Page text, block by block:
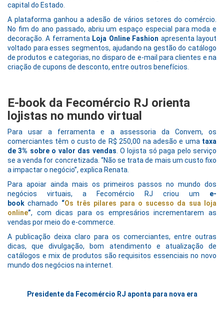
capital do Estado.
A plataforma ganhou a adesão de vários setores do comércio.
No fim do ano passado, abriu um espaço especial para moda e
decoração. A ferramenta Loja Online Fashion apresenta layout
voltado para esses segmentos, ajudando na gestão do catálogo
de produtos e categorias, no disparo de e-mail para clientes e na
criação de cupons de desconto, entre outros benefícios.
E-book da Fecomércio RJ orienta
lojistas no mundo virtual
Para usar a ferramenta e a assessoria da Convem, os
comerciantes têm o custo de R$ 250,00 na adesão e uma taxa
de 3% sobre o valor das vendas . O lojista só paga pelo serviço
se a venda for concretizada. “Não se trata de mais um custo fixo
a impactar o negócio”, explica Renata.
Para apoiar ainda mais os primeiros passos no mundo dos
negócios virtuais, a Fecomércio RJ criou um e-
book chamado “Os três pilares para o sucesso da sua loja
online”, com dicas para os empresários incrementarem as
vendas por meio do e-commerce.
A publicação deixa claro para os comerciantes, entre outras
dicas, que divulgação, bom atendimento e atualização de
catálogos e mix de produtos são requisitos essenciais no novo
mundo dos negócios na internet.
Presidente da Fecomércio RJ aponta para nova era